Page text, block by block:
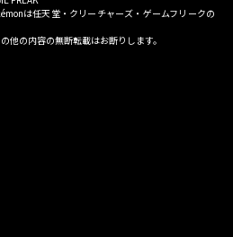
は任天堂・クリーチャーズ・ゲームフリークの
他の内容の無断転載はお断りします。